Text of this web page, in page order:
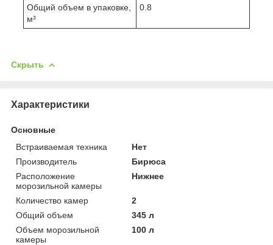
Общий объем в упаковке,
м³
0.8
Скрыть
Характеристики
Основные
Встраиваемая техника
Нет
Производитель
Бирюса
Расположение
морозильной камеры
Нижнее
Количество камер
2
Общий объем
345 л
Объем морозильной
камеры
100 л